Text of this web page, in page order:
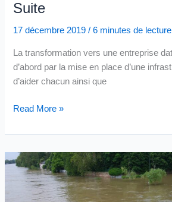
Suite
17 décembre 2019/6 minutes de lecture
La transformation vers une entreprise
d’abord par la mise en place d’une
d’aider chacun ainsi que
Data-
Cultural
Transformation:
des
outils
proposés
Read More »